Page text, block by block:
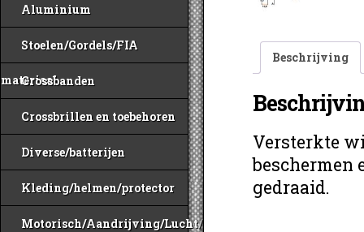
Aluminium
Stoelen/Gordels/FIA
materiaal
Crossbanden
Crossbrillen en toebehoren
Diverse/batterijen
Kleding/helmen/protector
Motorisch/Aandrijving/Lucht/Benzine
Beschrijving
Versterkte
beschermen
gedraaid.